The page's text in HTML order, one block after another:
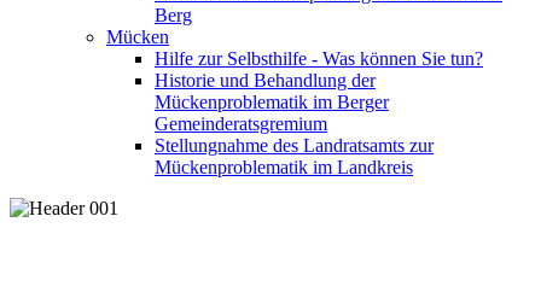
Berg
Mücken
Hilfe zur Selbsthilfe - Was können Sie tun?
Historie und Behandlung der
Mückenproblematik im Berger
Gemeinderatsgremium
Stellungnahme des Landratsamts zur
Mückenproblematik im Landkreis